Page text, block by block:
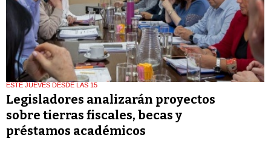
ESTE JUEVES DESDE LAS 15
Legisladores analizarán proyectos
sobre tierras fiscales, becas y
préstamos académicos